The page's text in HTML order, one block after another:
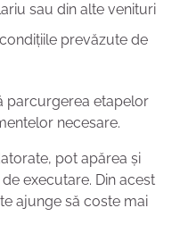
sau din alte venituri
prevăzute de
parcurgerea etapelor
necesare.
pot apărea și
executare. Din acest
ajunge să coste mai